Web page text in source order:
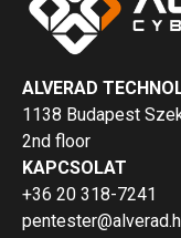
ALVERAD
1138 Budapest
2nd floor
KAPCSOLAT
+36 20 318-7241